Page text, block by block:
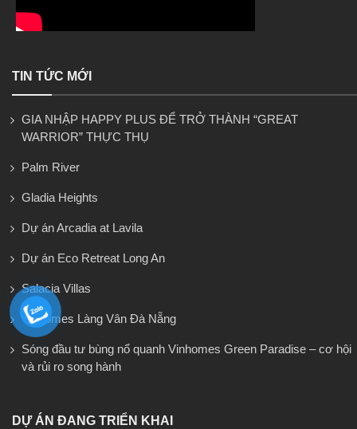
TIN TỨC MỚI
GIA NHẬP HAPPY PLUS ĐỂ TRỞ THÀNH “GREAT
WARRIOR” THỰC THỤ
Palm River
Gladia Heights
Dự án Arcadia at Lavila
Dự án Eco Retreat Long An
Salacia Villas
Vinhomes Làng Vân Đà Nẵng
Sóng đầu tư bùng nổ quanh Vinhomes Green Paradise – cơ hội
và rủi ro song hành
DỰ ÁN ĐANG TRIỂN KHAI